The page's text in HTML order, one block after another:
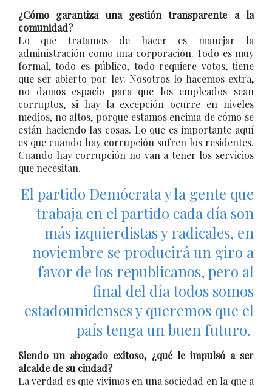
¿Cómo garantiza una gestión transparente a la
comunidad?
Lo que tratamos de hacer es manejar la
administración como una corporación. Todo es muy
formal, todo es público, todo requiere votos, tiene
que ser abierto por ley. Nosotros lo hacemos extra,
no damos espacio para que los empleados sean
corruptos, si hay la excepción ocurre en niveles
medios, no altos, porque estamos encima de cómo se
están haciendo las cosas. Lo que es importante aquí
es que cuando hay corrupción sufren los residentes.
Cuando hay corrupción no van a tener los servicios
que necesitan.
El partido Demócrata y la gente que
trabaja en el partido cada día son
más izquierdistas y radicales, en
noviembre se producirá un giro a
favor de los republicanos, pero al
final del día todos somos
estadounidenses y queremos que el
país tenga un buen futuro.
Siendo un abogado exitoso, ¿qué le impulsó a ser
alcalde de su ciudad?
La verdad es que vivimos en una sociedad en la que a